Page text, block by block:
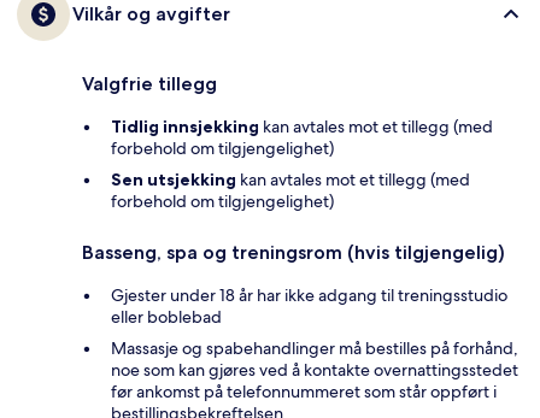
Vilkår og avgifter
Valgfrie tillegg
Tidlig innsjekking kan avtales mot et tillegg (med
forbehold om tilgjengelighet)
Sen utsjekking kan avtales mot et tillegg (med
forbehold om tilgjengelighet)
Basseng, spa og treningsrom (hvis tilgjengelig)
Gjester under 18 år har ikke adgang til treningsstudio
eller boblebad
Massasje og spabehandlinger må bestilles på forhånd,
noe som kan gjøres ved å kontakte overnattingsstedet
før ankomst på telefonnummeret som står oppført i
bestillingsbekreftelsen